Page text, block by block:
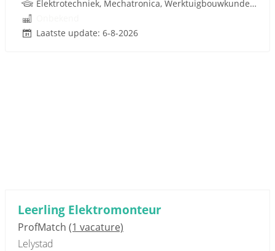
Elektrotechniek, Mechatronica, Werktuigbouwkunde, Pneumatiek
Laatste update: 6-8-2026
Leerling Elektromonteur
ProfMatch (1 vacature)
Lelystad